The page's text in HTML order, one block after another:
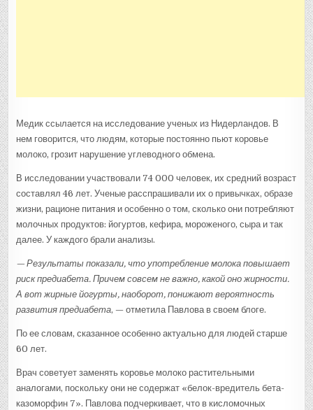
Медик ссылается на исследование ученых из Нидерландов. В
нем говорится, что людям, которые постоянно пьют коровье
молоко, грозит нарушение углеводного обмена.
В исследовании участвовали 74 000 человек, их средний возраст
составлял 46 лет. Ученые расспрашивали их о привычках, образе
жизни, рационе питания и особенно о том, сколько они потребляют
молочных продуктов: йогуртов, кефира, мороженого, сыра и так
далее. У каждого брали анализы.
— Результаты показали, что употребление молока повышает
риск предиабета. Причем совсем не важно, какой оно жирности.
А вот жирные йогурты, наоборот, понижают вероятность
развития предиабета, — отметила Павлова в своем блоге.
По ее словам, сказанное особенно актуально для людей старше
60 лет.
Врач советует заменять коровье молоко растительными
аналогами, поскольку они не содержат «белок-вредитель бета-
казоморфин 7». Павлова подчеркивает, что в кисломочных